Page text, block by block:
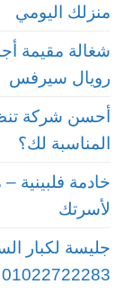
منزلك اليومي
شغالة مقيمة
رويال سيرفس
أحسن شركة
المناسبة لك؟
خادمة فلبينية
لأسرتك
01022722283